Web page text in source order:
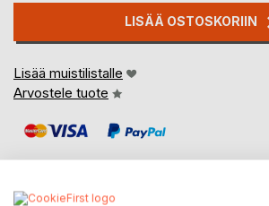
LISÄÄ OSTOSKORIIN
Lisää muistilistalle
Arvostele tuote